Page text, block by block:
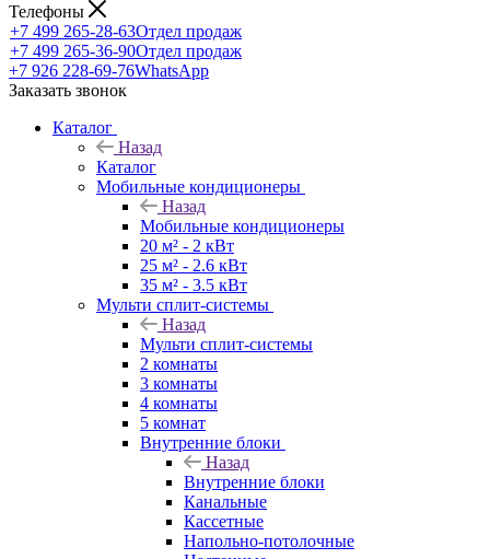
Телефоны
+7 499 265-28-63Отдел продаж
+7 499 265-36-90Отдел продаж
+7 926 228-69-76WhatsApp
Заказать звонок
Каталог
Назад
Каталог
Мобильные кондиционеры
Назад
Мобильные кондиционеры
20 м² - 2 кВт
25 м² - 2.6 кВт
35 м² - 3.5 кВт
Мульти сплит-системы
Назад
Мульти сплит-системы
2 комнаты
3 комнаты
4 комнаты
5 комнат
Внутренние блоки
Назад
Внутренние блоки
Канальные
Кассетные
Напольно-потолочные